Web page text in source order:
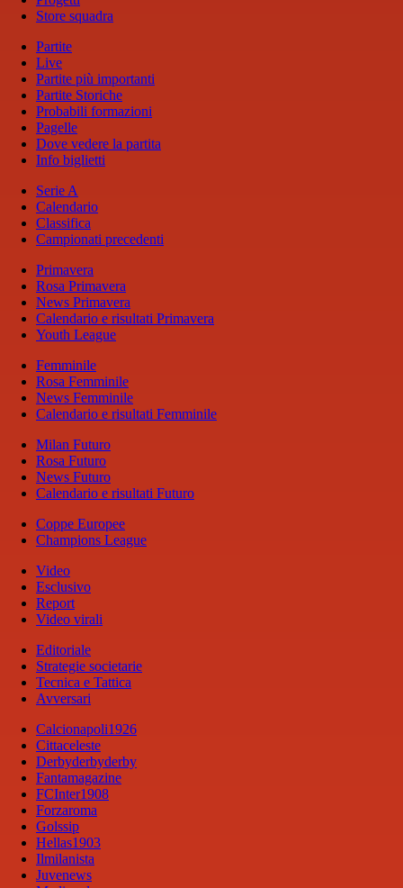
Store squadra
Partite
Live
Partite più importanti
Partite Storiche
Probabili formazioni
Pagelle
Dove vedere la partita
Info biglietti
Serie A
Calendario
Classifica
Campionati precedenti
Primavera
Rosa Primavera
News Primavera
Calendario e risultati Primavera
Youth League
Femminile
Rosa Femminile
News Femminile
Calendario e risultati Femminile
Milan Futuro
Rosa Futuro
News Futuro
Calendario e risultati Futuro
Coppe Europee
Champions League
Video
Esclusivo
Report
Video virali
Editoriale
Strategie societarie
Tecnica e Tattica
Avversari
Calcionapoli1926
Cittaceleste
Derbyderbyderby
Fantamagazine
FCInter1908
Forzaroma
Golssip
Hellas1903
Ilmilanista
Juvenews